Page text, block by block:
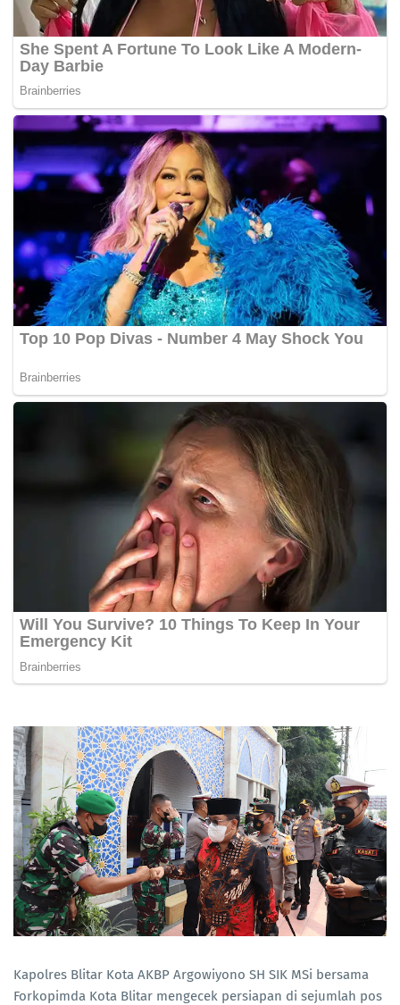
Kapolres Blitar Kota AKBP Argowiyono SH SIK MSi bersama
Forkopimda Kota Blitar mengecek persiapan di sejumlah pos